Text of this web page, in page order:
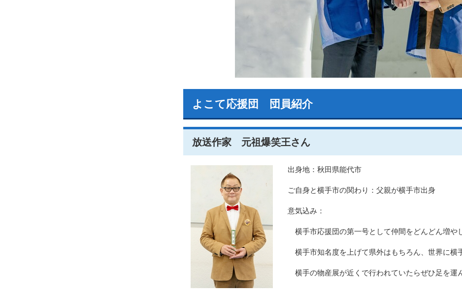
よこて応援団 団員紹介
放送作家 元祖爆笑王さん
出身地：秋田県能代市
ご自身と横手市の関わり：父親が横手市出身
意気込み：
横手市応援団の第一号として仲間をどんどん増や
横手市知名度を上げて県外はもちろん、世界に横
横手の物産展が近くで行われていたらぜひ足を運